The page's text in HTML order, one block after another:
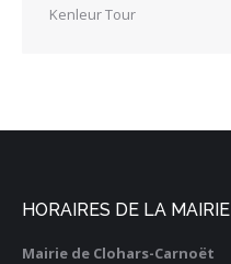
Kenleur Tour
HORAIRES DE LA MAIRIE
Mairie de Clohars-Carnoët